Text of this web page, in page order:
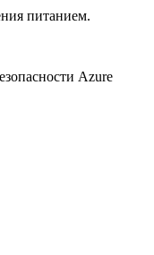
питанием.
Azure